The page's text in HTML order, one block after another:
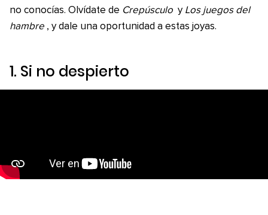
no conocías. Olvídate de Crepúsculo y Los juegos del
hambre , y dale una oportunidad a estas joyas.
1. Si no despierto